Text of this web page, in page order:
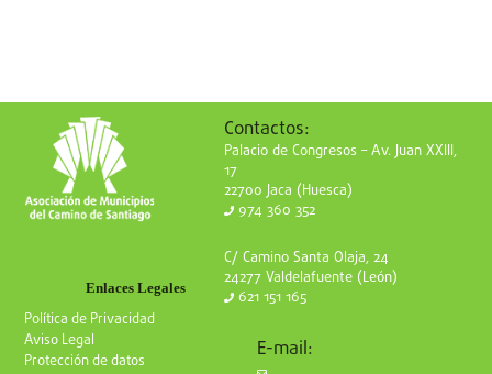
Enlaces Legales
Política de Privacidad
Aviso Legal
Protección de datos
Contactos:
Palacio de Congresos – Av. Juan XXIII,
17
22700 Jaca (Huesca)
974 360 352
C/ Camino Santa Olaja, 24
24277 Valdelafuente (León)
621 151 165
E-mail: